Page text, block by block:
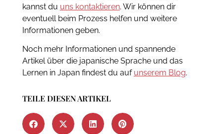
kannst du uns kontaktieren. Wir können dir
eventuell beim Prozess helfen und weitere
Informationen geben.
Noch mehr Informationen und spannende
Artikel über die japanische Sprache und das
Lernen in Japan findest du auf unserem Blog.
TEILE DIESEN ARTIKEL